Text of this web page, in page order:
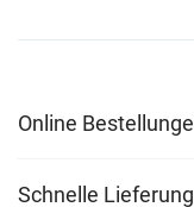
Online
Schnelle Lieferung